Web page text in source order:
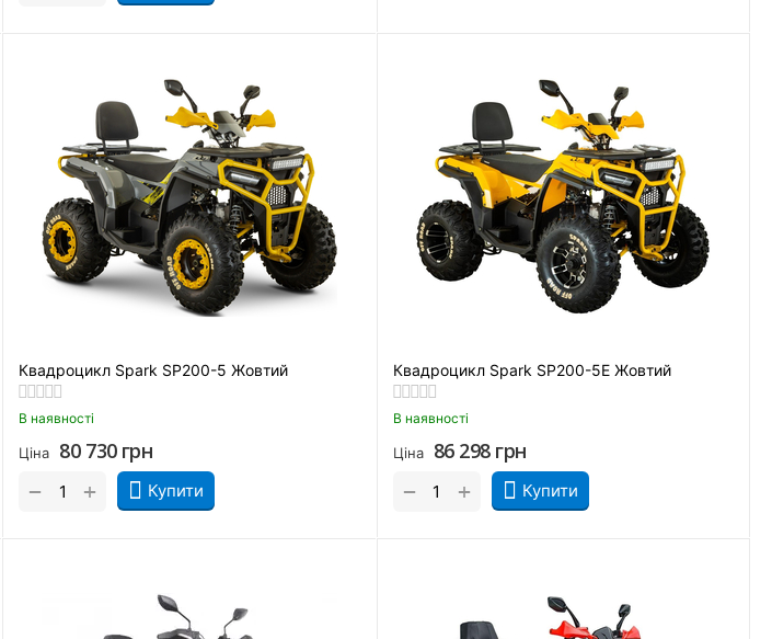
Квадроцикл Spark SP200-5 Жовтий
В наявності
Ціна 80 730 грн
Купити
+
−
Квадроцикл Spark SP200-5Е Жовтий
В наявності
Ціна 86 298 грн
Купити
+
−